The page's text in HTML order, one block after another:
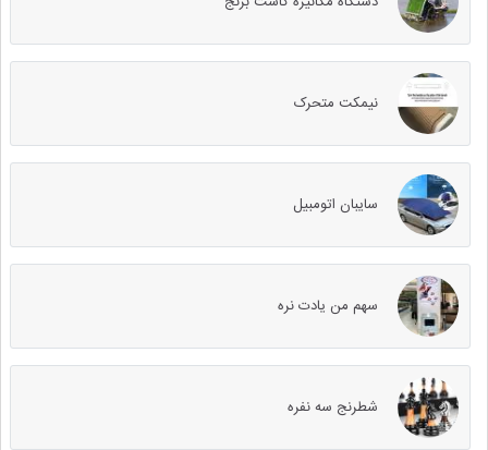
نیمکت متحرک
سایبان اتومبیل
سهم من یادت نره
شطرنج سه نفره